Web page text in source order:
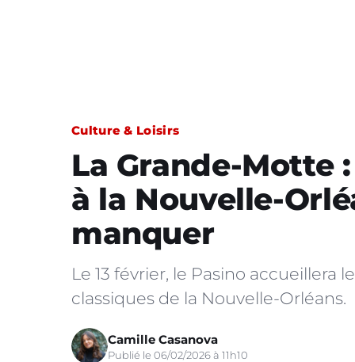
Culture & Loisirs
La Grande-Motte
à la Nouvelle-
manquer
Le 13 février, le Pasino accueillera
classiques de la Nouvelle-Orléans.
Camille Casanova
Publié le 06/02/2026 à 11h10